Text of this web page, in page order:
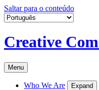
Saltar para o conteúdo
Creative
Menu
Who We Are Expand